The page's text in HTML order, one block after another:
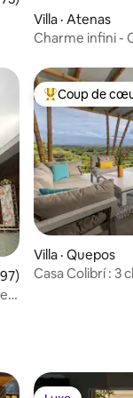
Villa · Atenas
Charme infini -
de 4,9 sur 5,
Coup de cœur
Coup de
Villa · Quepos
Casa Colibrí : 3